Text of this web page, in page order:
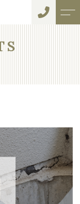
ニュース
コンテンツ